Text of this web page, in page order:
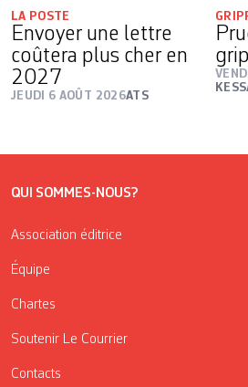
LA POSTE
Envoyer une lettre
coûtera plus cher en
2027
JEUDI 6 AOÛT 2026ATS
QUI SOMMES-NOUS?
Association éditrice
Équipe
Chartes
Soutenir Le Courrier
Contacts